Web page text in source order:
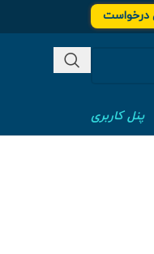
درخواست
پنل کاربری